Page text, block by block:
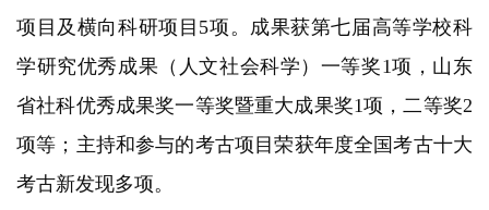
项目及横向科研项目5项。成果获第七届高等学校科
学研究优秀成果（人文社会科学）一等奖1项，山东
省社科优秀成果奖一等奖暨重大成果奖1项，二等奖2
项等；主持和参与的考古项目荣获年度全国考古十大
考古新发现多项。